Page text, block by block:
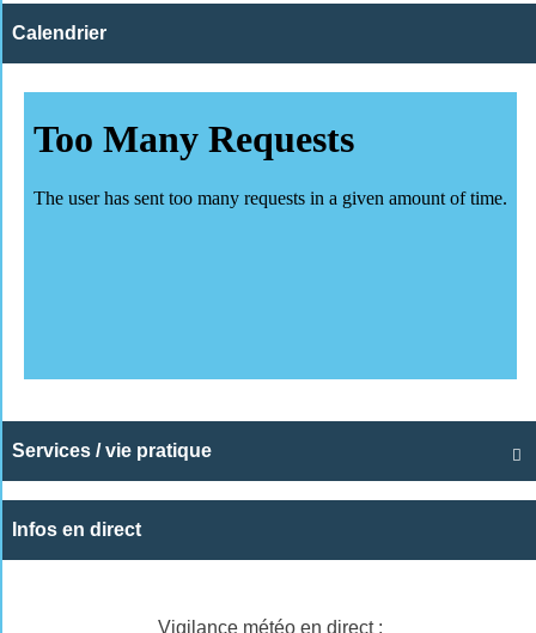
Calendrier

Services / vie pratique
Infos en direct
Vigilance météo en direct :